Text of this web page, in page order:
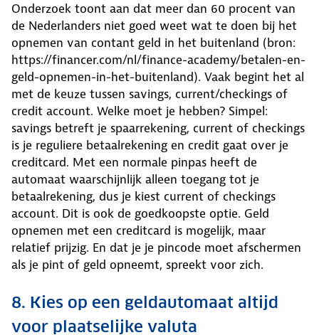
Onderzoek toont aan dat meer dan 60 procent van
de Nederlanders niet goed weet wat te doen bij het
opnemen van contant geld in het buitenland (bron:
https://financer.com/nl/finance-academy/betalen-en-
geld-opnemen-in-het-buitenland). Vaak begint het al
met de keuze tussen savings, current/checkings of
credit account. Welke moet je hebben? Simpel:
savings betreft je spaarrekening, current of checkings
is je reguliere betaalrekening en credit gaat over je
creditcard. Met een normale pinpas heeft de
automaat waarschijnlijk alleen toegang tot je
betaalrekening, dus je kiest current of checkings
account. Dit is ook de goedkoopste optie. Geld
opnemen met een creditcard is mogelijk, maar
relatief prijzig. En dat je je pincode moet afschermen
als je pint of geld opneemt, spreekt voor zich.
​​​​​​8. Kies op een geldautomaat altijd
voor plaatselijke valuta